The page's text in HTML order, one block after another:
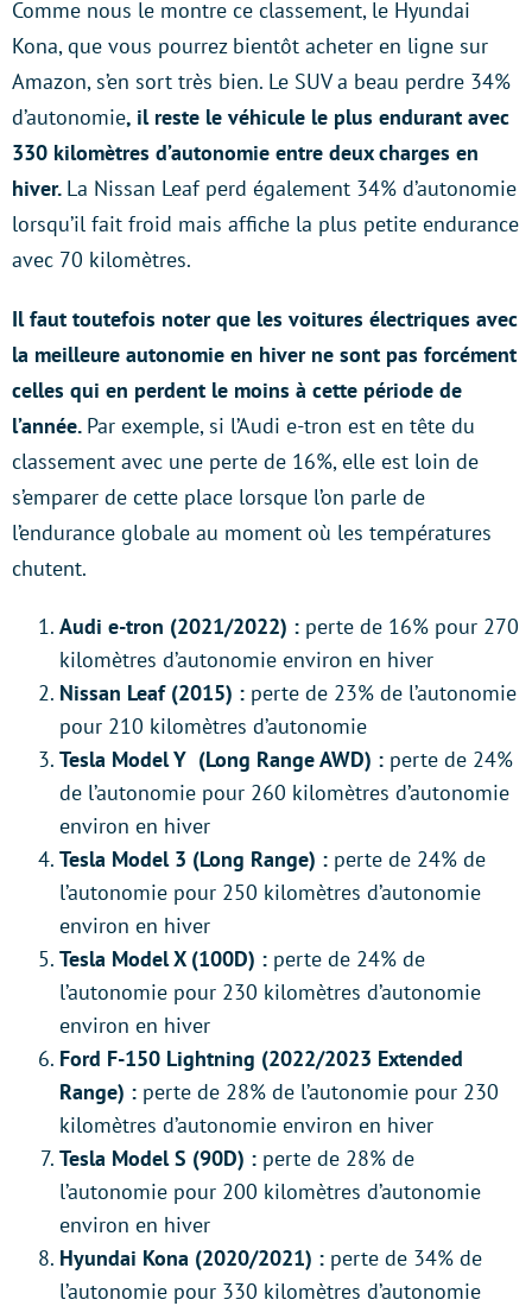
Comme nous le montre ce classement, le Hyundai
Kona, que vous pourrez bientôt acheter en ligne sur
Amazon, s’en sort très bien. Le SUV a beau perdre 34%
d’autonomie, il reste le véhicule le plus endurant avec
330 kilomètres d’autonomie entre deux charges en
hiver. La Nissan Leaf perd également 34% d’autonomie
lorsqu’il fait froid mais affiche la plus petite endurance
avec 70 kilomètres.
Il faut toutefois noter que les voitures électriques avec
la meilleure autonomie en hiver ne sont pas forcément
celles qui en perdent le moins à cette période de
l’année. Par exemple, si l’Audi e-tron est en tête du
classement avec une perte de 16%, elle est loin de
s’emparer de cette place lorsque l’on parle de
l’endurance globale au moment où les températures
chutent.
Audi e-tron (2021/2022) : perte de 16% pour 270
kilomètres d’autonomie environ en hiver
Nissan Leaf (2015) : perte de 23% de l’autonomie
pour 210 kilomètres d’autonomie
Tesla Model Y (Long Range AWD) : perte de 24%
de l’autonomie pour 260 kilomètres d’autonomie
environ en hiver
Tesla Model 3 (Long Range) : perte de 24% de
l’autonomie pour 250 kilomètres d’autonomie
environ en hiver
Tesla Model X (100D) : perte de 24% de
l’autonomie pour 230 kilomètres d’autonomie
environ en hiver
Ford F-150 Lightning (2022/2023 Extended
Range) : perte de 28% de l’autonomie pour 230
kilomètres d’autonomie environ en hiver
Tesla Model S (90D) : perte de 28% de
l’autonomie pour 200 kilomètres d’autonomie
environ en hiver
Hyundai Kona (2020/2021) : perte de 34% de
l’autonomie pour 330 kilomètres d’autonomie